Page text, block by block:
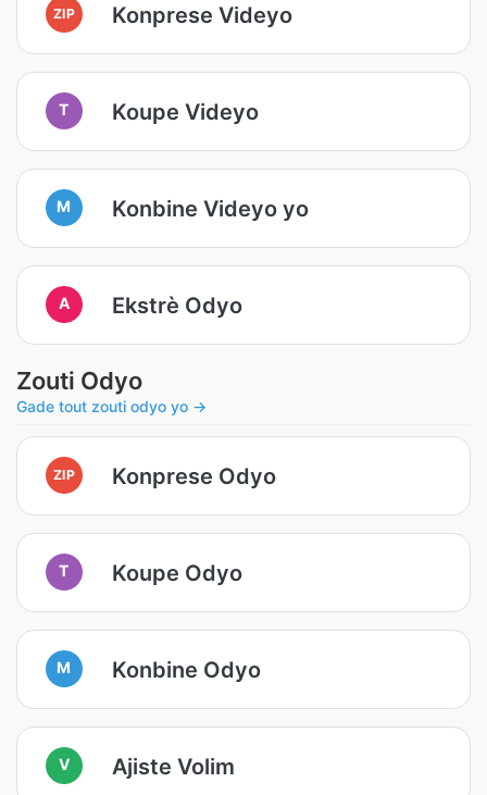
ZIP Konprese Videyo
T Koupe Videyo
M Konbine Videyo yo
A Ekstrè Odyo
Zouti Odyo
Gade tout zouti odyo yo →
ZIP Konprese Odyo
T Koupe Odyo
M Konbine Odyo
V Ajiste Volim